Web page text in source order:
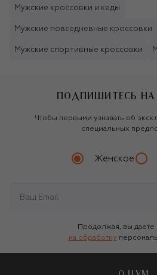
Мужские кроссовки и кеды
Мужские повседневные кроссовки
Мужские спортивные кроссовки
ПОДПИШИТЕСЬ НА
Чтобы первыми узнавать об
специальных
Женское
Продолжая, вы даете
на обработку